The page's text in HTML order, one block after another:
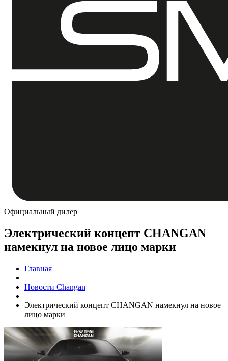
Официальный дилер
Электрический концепт CHANGAN
намекнул на новое лицо марки
Главная
Новости Changan
Электрический концепт CHANGAN намекнул на новое
лицо марки